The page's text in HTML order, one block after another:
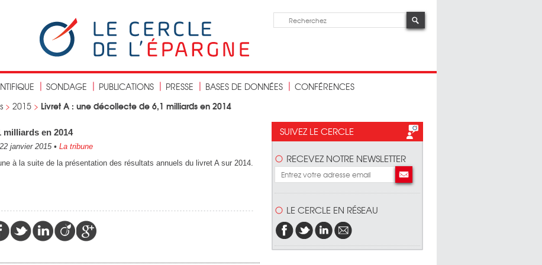
SONDAGE PUBLICATIONS PRESSE BASES DE DONNÉES
CONFÉRENCES
> 2015 > Livret A : une décollecte de 6,1 milliards en 2014
milliards en 2014
22 janvier 2015 • La tribune
à la suite de la présentation des résultats annuels du livret A sur 2014.
SUIVEZ LE CERCLE
RECEVEZ NOTRE NEWSLETTER
LE CERCLE EN RÉSEAU